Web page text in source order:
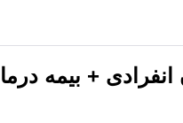
انفرادی + بیمه